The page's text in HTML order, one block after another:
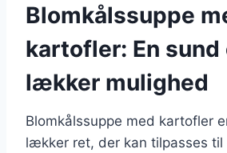
Blomkålssuppe
kartofler: En sund
lækker mulighed
Blomkålssuppe med kartofler
lækker ret, der kan tilpasses til